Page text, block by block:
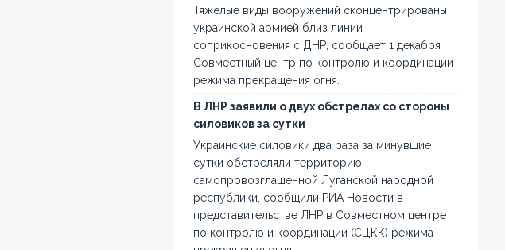
Тяжёлые виды вооружений сконцентрированы
украинской армией близ линии
соприкосновения с ДНР, сообщает 1 декабря
Совместный центр по контролю и координации
режима прекращения огня.
В ЛНР заявили о двух обстрелах со стороны
силовиков за сутки
Украинские силовики два раза за минувшие
сутки обстреляли территорию
самопровозглашенной Луганской народной
республики, сообщили РИА Новости в
представительстве ЛНР в Совместном центре
по контролю и координации (СЦКК) режима